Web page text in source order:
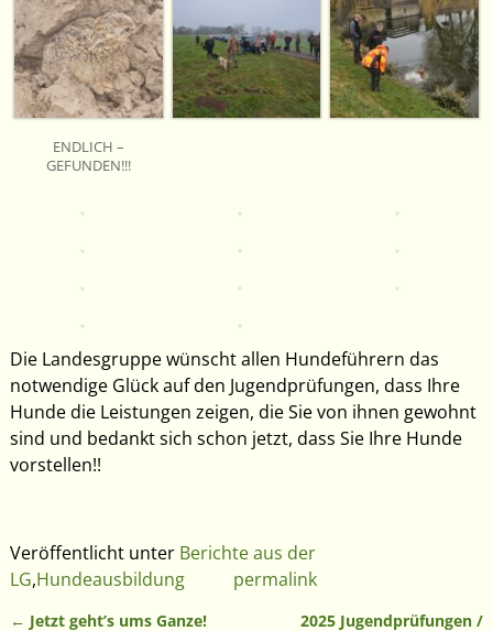
ENDLICH –
GEFUNDEN!!!
Die Landesgruppe wünscht allen Hundeführern das
notwendige Glück auf den Jugendprüfungen, dass Ihre
Hunde die Leistungen zeigen, die Sie von ihnen gewohnt
sind und bedankt sich schon jetzt, dass Sie Ihre Hunde
vorstellen!!
Veröffentlicht unter Berichte aus der
LG,Hundeausbildung permalink
← Jetzt geht’s ums Ganze!
2025 Jugendprüfungen /